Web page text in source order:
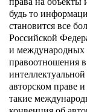
будь то
становится все
Российской
и международных
правоотношения
авторском праве
такие